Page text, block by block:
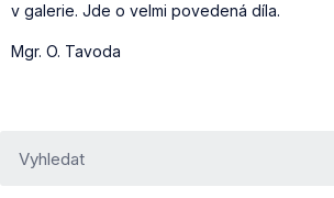
v galerie. Jde o velmi povedená díla.
Mgr. O. Tavoda